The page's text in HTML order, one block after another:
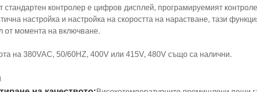
стандартен контролер е цифров дисплей, програмируемият
настройка и настройка на скоростта на нарастване, тази
от момента на включване.
на 380VAC, 50/60HZ, 400V или 415V, 480V също са налични.